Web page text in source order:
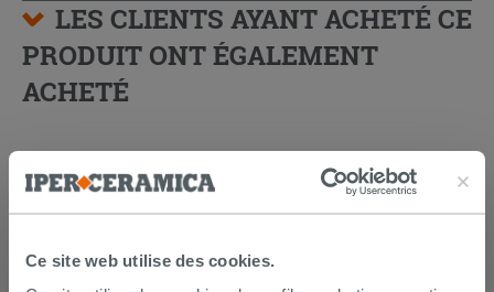
Ce site web utilise des cookies.
LES CLIENTS AYANT ACHETÉ CE
PRODUIT ONT ÉGALEMENT
ACHETÉ